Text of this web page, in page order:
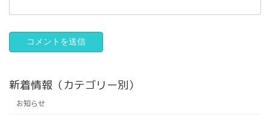
新着情報（カテゴリー別）
お知らせ